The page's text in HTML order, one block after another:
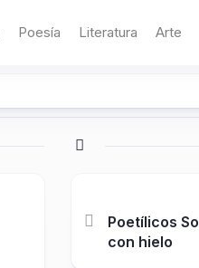
Poesía Literatura Arte
Poetílicos
con hielo